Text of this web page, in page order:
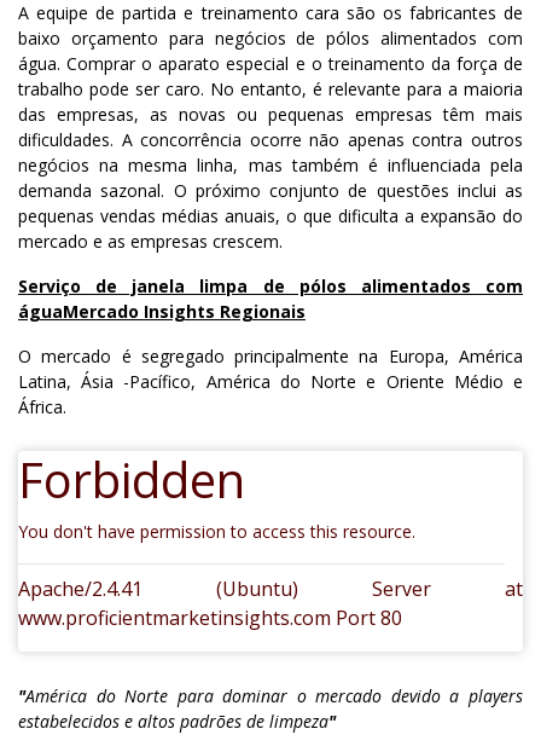
A equipe de partida e treinamento cara são os fabricantes de
baixo orçamento para negócios de pólos alimentados com
água. Comprar o aparato especial e o treinamento da força de
trabalho pode ser caro. No entanto, é relevante para a maioria
das empresas, as novas ou pequenas empresas têm mais
dificuldades. A concorrência ocorre não apenas contra outros
negócios na mesma linha, mas também é influenciada pela
demanda sazonal. O próximo conjunto de questões inclui as
pequenas vendas médias anuais, o que dificulta a expansão do
mercado e as empresas crescem.
Serviço de janela limpa de pólos alimentados com
águaMercado Insights Regionais
O mercado é segregado principalmente na Europa, América
Latina, Ásia -Pacífico, América do Norte e Oriente Médio e
África.
Forbidden
You don't have permission to access this resource.
Apache/2.4.41 (Ubuntu) Server at
www.proficientmarketinsights.com Port 80
"América do Norte para dominar o mercado devido a players
estabelecidos e altos padrões de limpeza"